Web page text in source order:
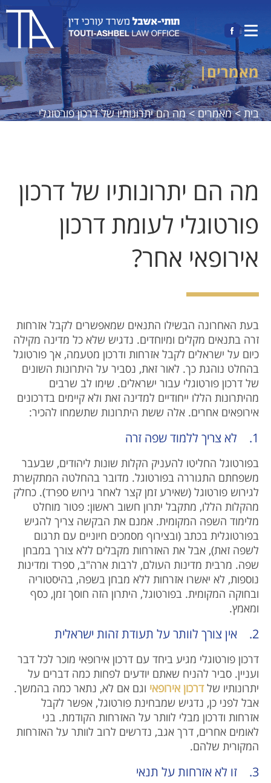
מאמרים|
בית >מאמרים >מה הם יתרונותיו של דרכון פורטוגלי
מה הם יתרונותיו של דרכון
פורטוגלי לעומת דרכון
אירופאי אחר?
בעת האחרונה הבשילו התנאים שמאפשרים לקבל אזרחות
זרה בתנאים מקלים ומיוחדים. נדגיש שלא כל מדינה מקילה
כיום על ישראלים לקבל אזרחות ודרכון מטעמה, אך פורטוגל
בהחלט נוהגת כך. לאור זאת, נסביר על היתרונות השונים
של דרכון פורטוגלי עבור ישראלים. שימו לב שרבים
מהיתרונות הללו ייחודיים למדינה זאת ולא קיימים בדרכונים
אירופאים אחרים. אלה ששת היתרונות שתשמחו להכיר:
1. לא צריך ללמוד שפה זרה
בפורטוגל החליטו להעניק הקלות שונות ליהודים, שבעבר
משפחתם התגוררה בפורטוגל. מדובר בהחלטה המתקשרת
לגירוש פורטוגל (שאירע זמן קצר לאחר גירוש ספרד). כחלק
מהקלות הללו, מתקבל יתרון חשוב ראשון: פטור מוחלט
מלימוד השפה המקומית. אמנם את הבקשה צריך להגיש
בפורטוגלית בכתב (ובצירוף מסמכים חיוניים עם תרגום
לשפה זאת), אבל את האזרחות מקבלים ללא צורך במבחן
שפה. מרבית מדינות העולם, לרבות ארה"ב, ספרד ומדינות
נוספות, לא יאשרו אזרחות ללא מבחן בשפה, בהיסטוריה
ובחוקה המקומית. בפורטוגל, היתרון הזה חוסך זמן, כסף
ומאמץ.
2. אין צורך לוותר על תעודת זהות ישראלית
דרכון פורטוגלי מגיע ביחד עם דרכון אירופאי מוכר לכל דבר
ועניין. סביר להניח שאתם יודעים לפחות כמה דברים על
יתרונותיו שלדרכון אירופאי וגם אם לא, נתאר כמה בהמשך.
אבל לפני כן, נדגיש שמבחינת פורטוגל, אפשר לקבל
אזרחות ודרכון מבלי לוותר על האזרחות הקודמת. בני
לאומים אחרים, דרך אגב, נדרשים לרוב לוותר על האזרחות
המקורית שלהם.
3. זו לא אזרחות על תנאי